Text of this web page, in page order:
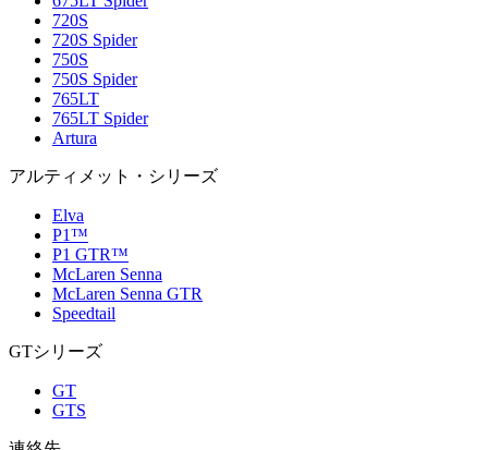
720S
720S Spider
750S
750S Spider
765LT
765LT Spider
Artura
アルティメット・シリーズ
Elva
P1™
P1 GTR™
McLaren Senna
McLaren Senna GTR
Speedtail
GTシリーズ
GT
GTS